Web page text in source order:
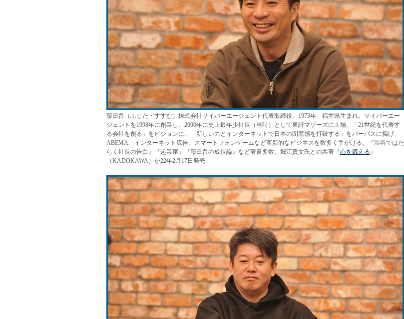
藤田晋（ふじた・すすむ）株式会社サイバーエージェント代表取締役。1973年、福井県生まれ。サイバーエー
ジェントを1998年に創業し、2000年に史上最年少社長（当時）として東証マザーズに上場。「21世紀を代表す
る会社を創る」をビジョンに、「新しい力とインターネットで日本の閉塞感を打破する」をパーパスに掲げ、
ABEMA、インターネット広告、スマートフォンゲームなど革新的なビジネスを数多く手がける。『渋谷ではた
らく社長の告白』『起業家』『藤田晋の成長論』など著書多数。堀江貴文氏との共著『心を鍛える』
（KADOKAWA）が22年2月17日発売